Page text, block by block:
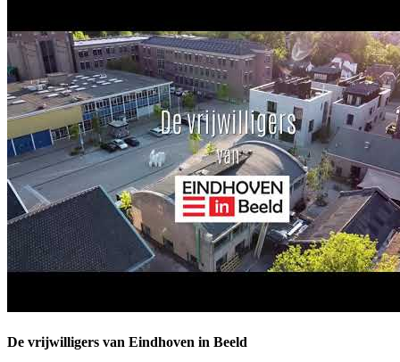
De vrijwilligers van Eindhoven in Beeld